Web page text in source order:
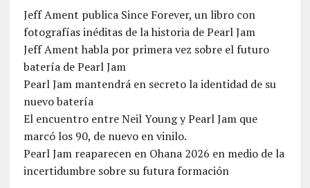
Jeff Ament publica Since Forever, un libro con
fotografías inéditas de la historia de Pearl Jam
Jeff Ament habla por primera vez sobre el futuro
batería de Pearl Jam
Pearl Jam mantendrá en secreto la identidad de su
nuevo batería
El encuentro entre Neil Young y Pearl Jam que
marcó los 90, de nuevo en vinilo.
Pearl Jam reaparecen en Ohana 2026 en medio de la
incertidumbre sobre su futura formación